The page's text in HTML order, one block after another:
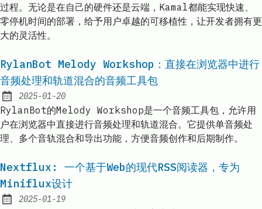
过程。无论是在自己的硬件还是云端，Kamal都能实现快速、
零停机时间的部署，给予用户卓越的可移植性，让开发者拥有更
大的灵活性。
RylanBot Melody Workshop：直接在浏览器中进行
音频处理和轨道混合的音频工具包
Published:
2025-01-20
RylanBot的Melody Workshop是一个音频工具包，允许用
户在浏览器中直接进行音频处理和轨道混合。它提供单音频处
理、多个音轨混合和导出功能，方便音频创作和后期制作。
Nextflux: 一个基于Web的现代RSS阅读器，专为
Miniflux设计
Published:
2025-01-19